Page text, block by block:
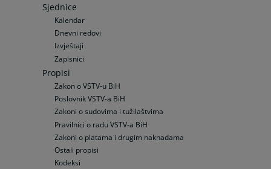
Sjednice
Kalendar
Dnevni redovi
Izvještaji
Zapisnici
Propisi
Zakon o VSTV-u BiH
Poslovnik VSTV-a BiH
Zakoni o sudovima i tužilaštvima
Pravilnici o radu VSTV-a BiH
Zakoni o platama i drugim naknadama
Ostali propisi
Kodeksi